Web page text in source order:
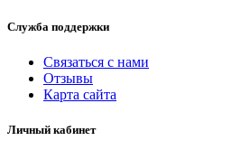
Служба поддержки
Связаться с нами
Отзывы
Карта сайта
Личный кабинет